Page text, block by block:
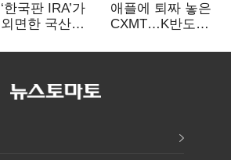
‘한국판 IRA’가
외면한 국산
실효성에 ‘의문’
애플에 퇴짜 놓은
CXMT…K반도체